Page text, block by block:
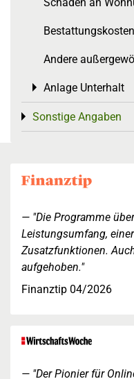
Bestattungskosten
Andere
Anlage Unterhalt
Toggle menu
Sonstige Angaben
Toggle menu
"Die Programme
Leistungsumfang,
Zusatzfunktionen.
aufgehoben."
Finanztip 04/2026
"Der Pionier für